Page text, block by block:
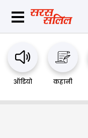
ऑडियो कहानी